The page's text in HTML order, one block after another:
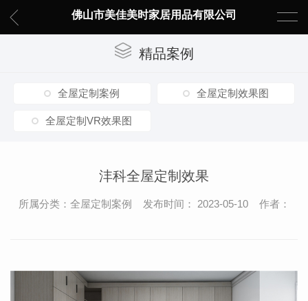
佛山市美佳美时家居用品有限公司
精品案例
全屋定制案例 全屋定制效果图
全屋定制VR效果图
沣科全屋定制效果
所属分类：全屋定制案例 发布时间： 2023-05-10 作者：